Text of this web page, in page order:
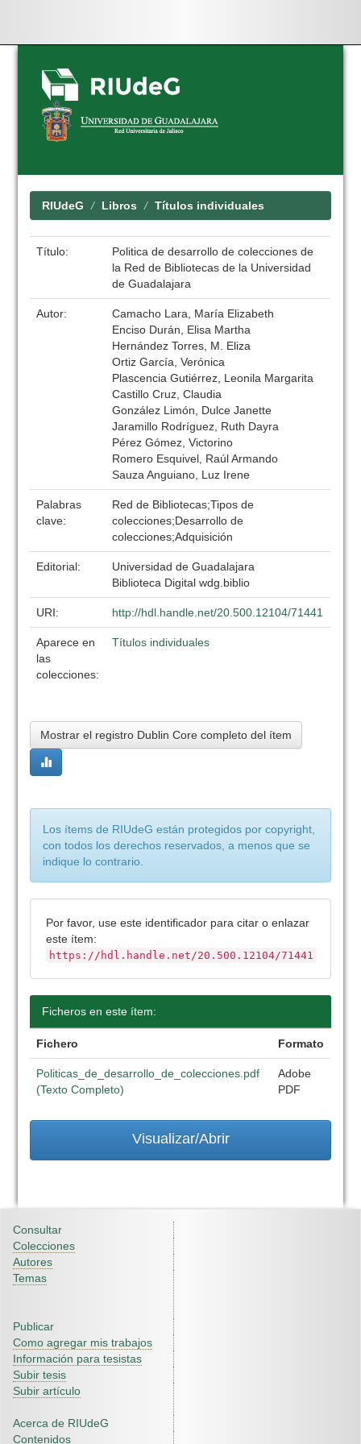
Skip
navigation
RIUdeG Libros Títulos individuales
Título:
Politica de desarrollo de colecciones de
la Red de Bibliotecas de la Universidad
de Guadalajara
Autor:
Camacho Lara, María Elizabeth
Enciso Durán, Elisa Martha
Hernández Torres, M. Eliza
Ortiz García, Verónica
Plascencia Gutiérrez, Leonila Margarita
Castillo Cruz, Claudia
González Limón, Dulce Janette
Jaramillo Rodríguez, Ruth Dayra
Pérez Gómez, Victorino
Romero Esquivel, Raúl Armando
Sauza Anguiano, Luz Irene
Palabras
clave:
Red de Bibliotecas;Tipos de
colecciones;Desarrollo de
colecciones;Adquisición
Editorial:
Universidad de Guadalajara
Biblioteca Digital wdg.biblio
URI: http://hdl.handle.net/20.500.12104/71441
Aparece en
las
colecciones:
Títulos individuales
Mostrar el registro Dublin Core completo del ítem
Los ítems de RIUdeG están protegidos por copyright,
con todos los derechos reservados, a menos que se
indique lo contrario.
Por favor, use este identificador para citar o enlazar
este ítem:
https://hdl.handle.net/20.500.12104/71441
Ficheros en este ítem:
Fichero Formato
Politicas_de_desarrollo_de_colecciones.pdf
(Texto Completo)
Adobe
PDF
Visualizar/Abrir
Consultar
Colecciones
Autores
Temas
Publicar
Como agregar mis trabajos
Información para tesistas
Subir tesis
Subir artículo
Acerca de RIUdeG
Contenidos